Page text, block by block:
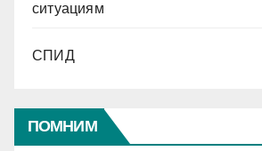
ситуациям
СПИД
ПОМНИМ